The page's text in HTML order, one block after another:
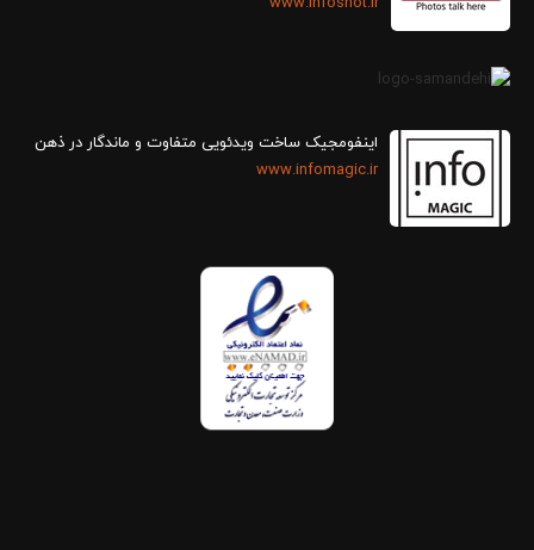
اینفومجیک ساخت ویدئویی متفاوت و ماندگار در ذهن
www.infomagic.ir